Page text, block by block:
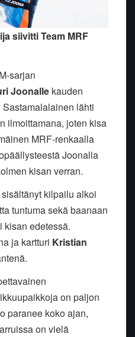
siivitti Team MRF
sarjan
Joonalle kauden
lähti
ilmoittamana, joten kisa
MRF-renkaalla
Joonalla
kisan verran.
kilpailu alkoi
tuntuma sekä baanaan
kisan edetessä.
ja kartturi Kristian
on paljon
paranee koko ajan,
on vielä